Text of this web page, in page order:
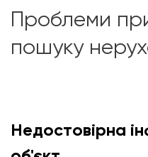
Проблеми
пошуку
Недостовірна